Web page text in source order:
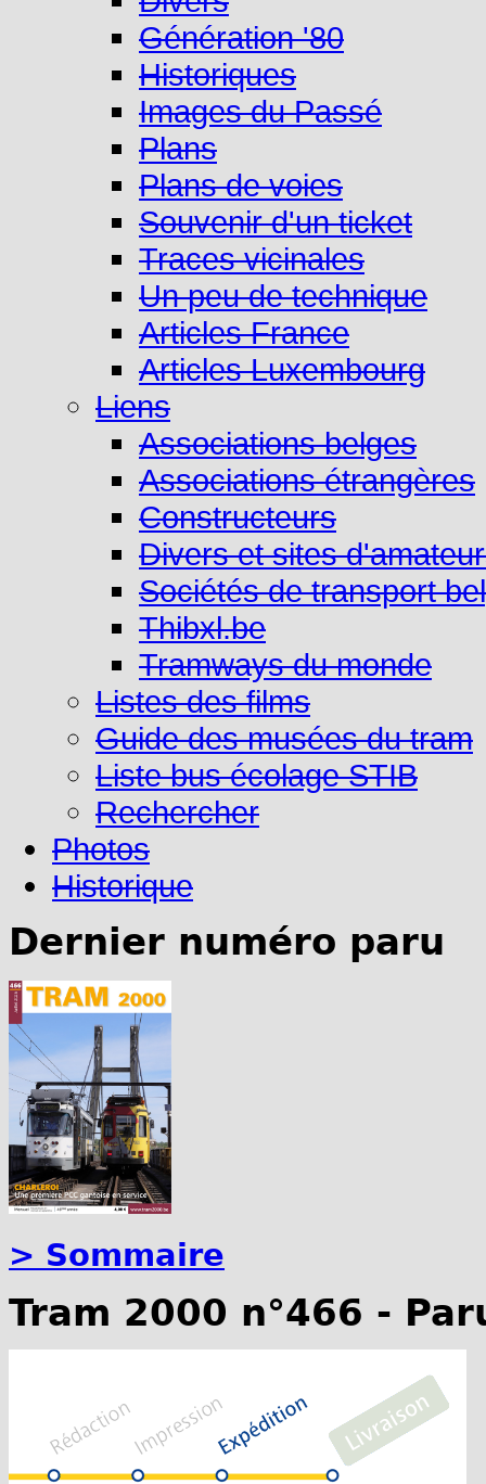
Génération '80
Historiques
Images du Passé
Plans
Plans de voies
Souvenir d'un ticket
Traces vicinales
Un peu de technique
Articles France
Articles Luxembourg
Liens
Associations belges
Associations étrangères
Constructeurs
Divers et sites
Sociétés de transport
Thibxl.be
Tramways du monde
Listes des films
Guide des musées du tram
Liste bus écolage STIB
Rechercher
Photos
Historique
Dernier numéro paru
> Sommaire
Tram 2000 n°466 -